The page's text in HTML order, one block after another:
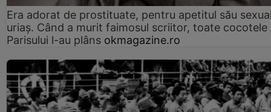
Era adorat de prostituate, pentru apetitul său
uriaș. Când a murit faimosul scriitor, toate cocotele
Parisului l-au plâns okmagazine.ro